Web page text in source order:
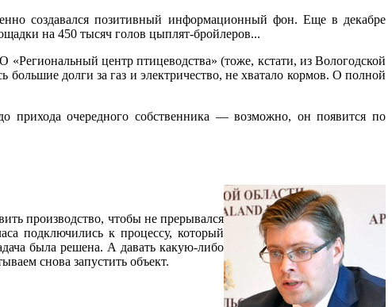
создавался позитивный информационный фон. Еще в декабре
на 450 тысяч голов цыплят-бройлеров...
центр птицеводства» (тоже, кстати, из Вологодской
долги за газ и электричество, не хватало кормов. О полной
прихода очередного собственника — возможно, он появится по
производство, чтобы не прерывался
подключились к процессу, который
была решена. А давать какую-либо
снова запустить объект.